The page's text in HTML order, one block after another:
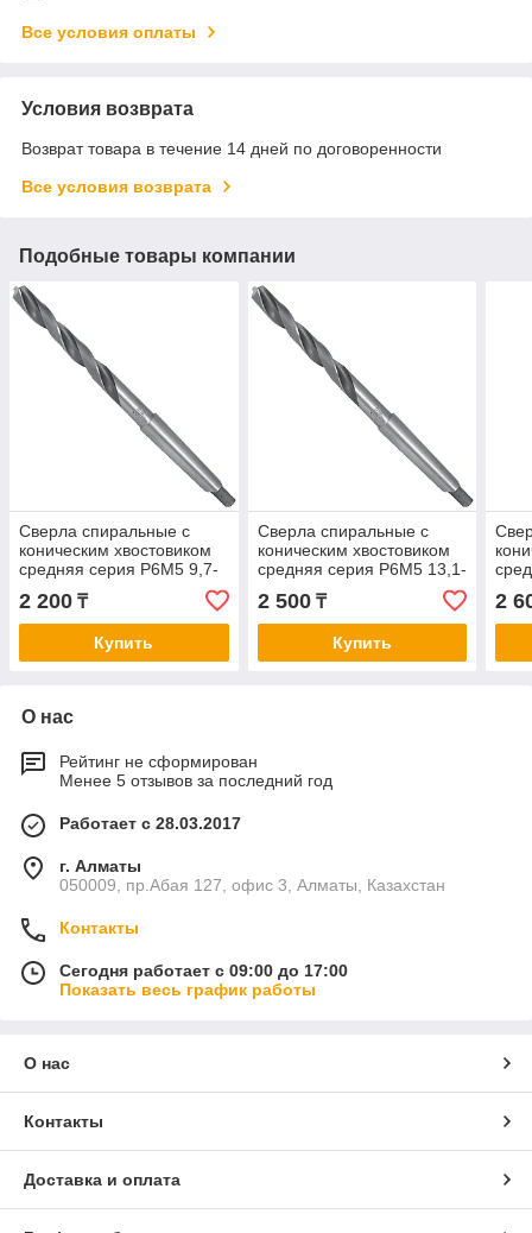
Все условия оплаты
Условия возврата
Возврат товара в течение 14 дней по договоренности
Все условия возврата
Подобные товары компании
Сверла спиральные с
коническим хвостовиком
средняя серия Р6М5 9,7-
2 200 ₸
Купить
Сверла спиральные с
коническим хвостовиком
средняя серия Р6М5 13,1-
2 500₸
Купить
2
О нас
Рейтинг не сформирован
Менее 5 отзывов за последний год
Работает с 28.03.2017
г. Алматы
050009, пр.Абая 127, офис 3, Алматы, Казахстан
Контакты
Сегодня работает с 09:00 до 17:00
Показать весь график работы
О нас
Контакты
Доставка и оплата